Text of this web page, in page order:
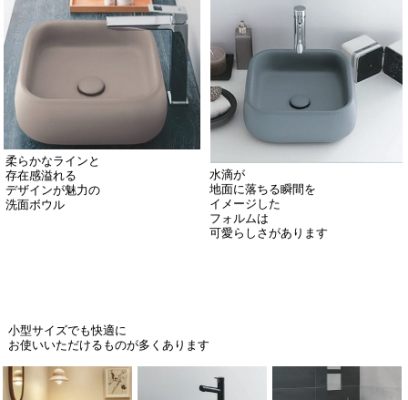
柔らかなラインと
存在感溢れる
デザインが魅力の
洗面ボウル
水滴が
地面に落ちる瞬間を
イメージした
フォルムは
可愛らしさがあります
小型サイズでも快適に
お使いいただけるものが多くあります